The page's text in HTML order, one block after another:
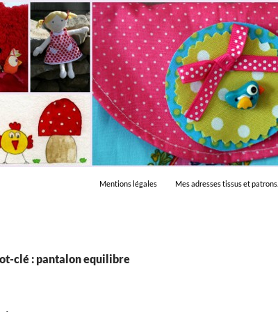
Mentions légales Mes adresses tissus et patrons.
clé : pantalon equilibre